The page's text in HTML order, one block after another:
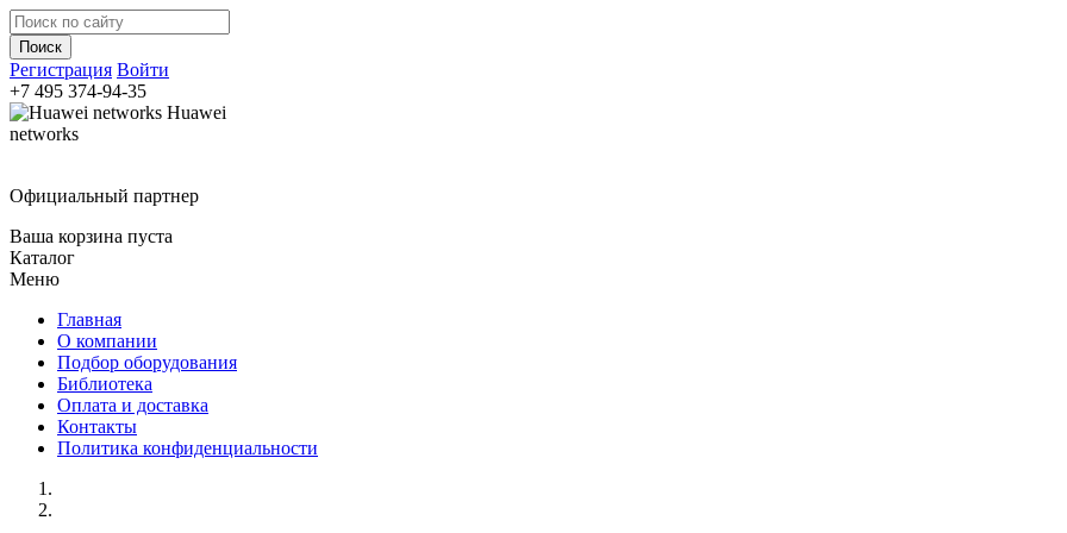
Регистрация Войти
+7 495 374-94-35
Huawei
networks
Официальный партнер
Ваша корзина пуста
Каталог
Меню
Главная
О компании
Подбор оборудования
Библиотека
Оплата и доставка
Контакты
Политика конфиденциальности